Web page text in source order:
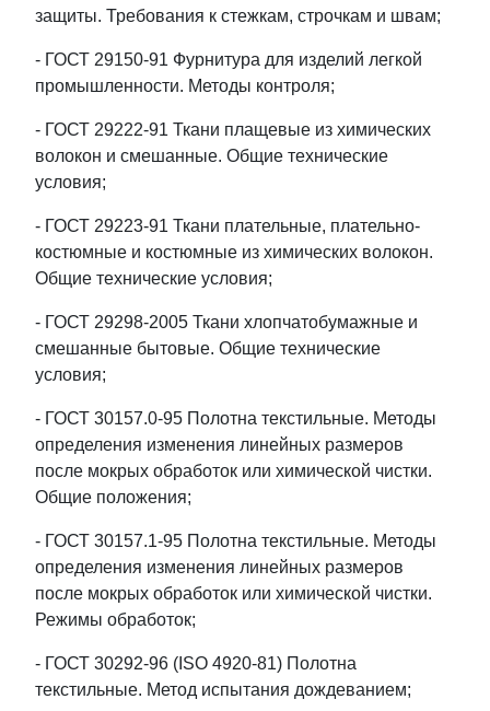
защиты. Требования к стежкам, строчкам и швам;
- ГОСТ 29150-91 Фурнитура для изделий легкой
промышленности. Методы контроля;
- ГОСТ 29222-91 Ткани плащевые из химических
волокон и смешанные. Общие технические
условия;
- ГОСТ 29223-91 Ткани плательные, плательно-
костюмные и костюмные из химических волокон.
Общие технические условия;
- ГОСТ 29298-2005 Ткани хлопчатобумажные и
смешанные бытовые. Общие технические
условия;
- ГОСТ 30157.0-95 Полотна текстильные. Методы
определения изменения линейных размеров
после мокрых обработок или химической чистки.
Общие положения;
- ГОСТ 30157.1-95 Полотна текстильные. Методы
определения изменения линейных размеров
после мокрых обработок или химической чистки.
Режимы обработок;
- ГОСТ 30292-96 (ISO 4920-81) Полотна
текстильные. Метод испытания дождеванием;